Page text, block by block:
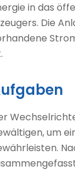
in das
Die
um